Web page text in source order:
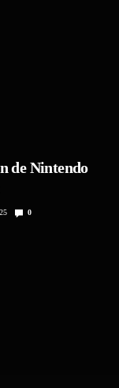
de Nintendo
0